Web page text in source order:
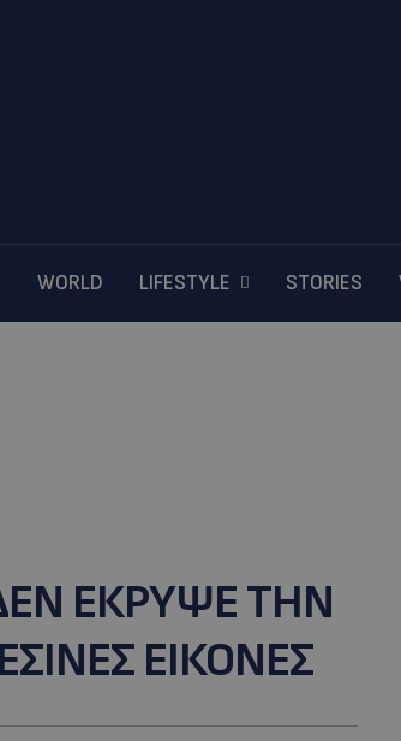
WORLD LIFESTYLE STORIES
ΕΚΡΥΨΕ ΤΗΝ
ΕΙΚΟΝΕΣ